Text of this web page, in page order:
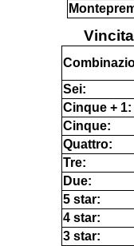
Sei:
Cinque + 1:
Cinque:
Quattro:
Tre:
Due:
5 star:
4 star:
3 star: